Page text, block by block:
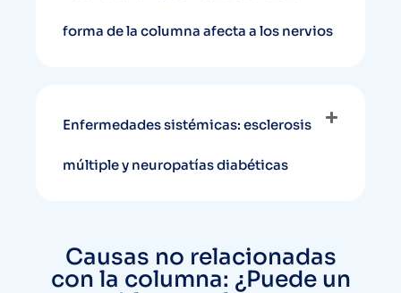
forma de la columna afecta a los nervios
Enfermedades sistémicas: esclerosis
múltiple y neuropatías diabéticas
Causas no relacionadas
con la columna: ¿Puede un